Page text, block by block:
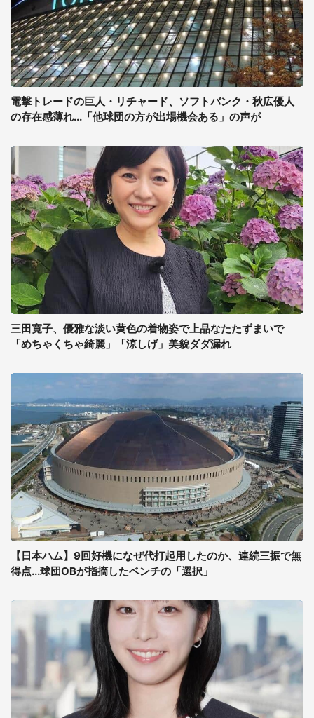
電撃トレードの巨人・リチャード、ソフトバンク・秋広優人
の存在感薄れ...「他球団の方が出場機会ある」の声が
三田寛子、優雅な淡い黄色の着物姿で上品なたたずまいで
「めちゃくちゃ綺麗」「涼しげ」美貌ダダ漏れ
【日本ハム】9回好機になぜ代打起用したのか、連続三振で無
得点...球団OBが指摘したベンチの「選択」